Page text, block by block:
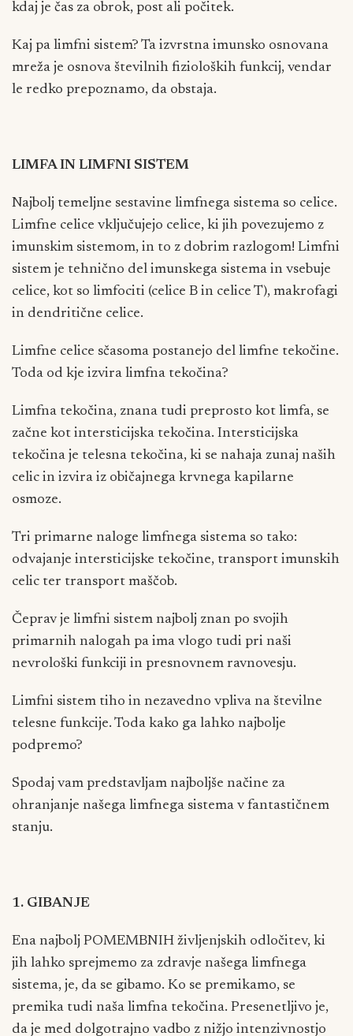
kdaj je čas za obrok, post ali počitek.
Kaj pa limfni sistem? Ta izvrstna imunsko osnovana
mreža je osnova številnih fizioloških funkcij, vendar
le redko prepoznamo, da obstaja.
LIMFA IN LIMFNI SISTEM
Najbolj temeljne sestavine limfnega sistema so celice.
Limfne celice vključujejo celice, ki jih povezujemo z
imunskim sistemom, in to z dobrim razlogom! Limfni
sistem je tehnično del imunskega sistema in vsebuje
celice, kot so limfociti (celice B in celice T), makrofagi
in dendritične celice.
Limfne celice sčasoma postanejo del limfne tekočine.
Toda od kje izvira limfna tekočina?
Limfna tekočina, znana tudi preprosto kot limfa, se
začne kot intersticijska tekočina. Intersticijska
tekočina je telesna tekočina, ki se nahaja zunaj naših
celic in izvira iz običajnega krvnega kapilarne
osmoze.
Tri primarne naloge limfnega sistema so tako:
odvajanje intersticijske tekočine, transport imunskih
celic ter transport maščob.
Čeprav je limfni sistem najbolj znan po svojih
primarnih nalogah pa ima vlogo tudi pri naši
nevrološki funkciji in presnovnem ravnovesju.
Limfni sistem tiho in nezavedno vpliva na številne
telesne funkcije. Toda kako ga lahko najbolje
podpremo?
Spodaj vam predstavljam najboljše načine za
ohranjanje našega limfnega sistema v fantastičnem
stanju.
1. GIBANJE
Ena najbolj POMEMBNIH življenjskih odločitev, ki
jih lahko sprejmemo za zdravje našega limfnega
sistema, je, da se gibamo. Ko se premikamo, se
premika tudi naša limfna tekočina. Presenetljivo je,
da je med dolgotrajno vadbo z nižjo intenzivnostjo